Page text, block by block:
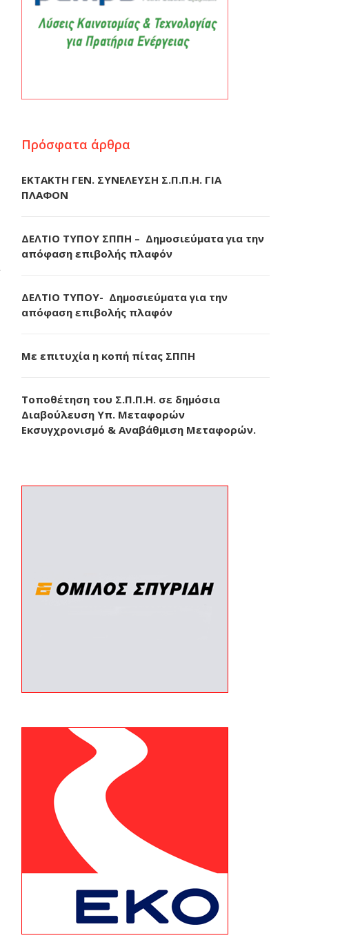
Πρόσφατα άρθρα
ΕΚΤΑΚΤΗ ΓΕΝ. ΣΥΝΕΛΕΥΣΗ Σ.Π.Π.Η. ΓΙΑ
ΠΛΑΦΟΝ
ΔΕΛΤΙΟ ΤΥΠΟΥ ΣΠΠΗ – Δημοσιεύματα για την
απόφαση επιβολής πλαφόν
ΔΕΛΤΙΟ ΤΥΠΟΥ- Δημοσιεύματα για την
απόφαση επιβολής πλαφόν
Με επιτυχία η κοπή πίτας ΣΠΠΗ
Τοποθέτηση του Σ.Π.Π.Η. σε δημόσια
Διαβούλευση Υπ. Μεταφορών
Εκσυγχρονισμό & Αναβάθμιση Μεταφορών.